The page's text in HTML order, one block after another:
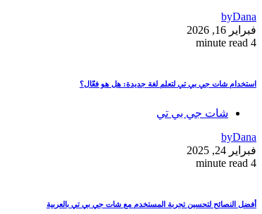
byDana
فبراير 16, 2026
4 minute read
استخدام شات جي بي تي لتعلم لغة جديدة: هل هو فعّال؟
شات جي بي تي
byDana
فبراير 24, 2025
4 minute read
أفضل النصائح لتحسين تجربة المستخدم مع شات جي بي تي بالعربية